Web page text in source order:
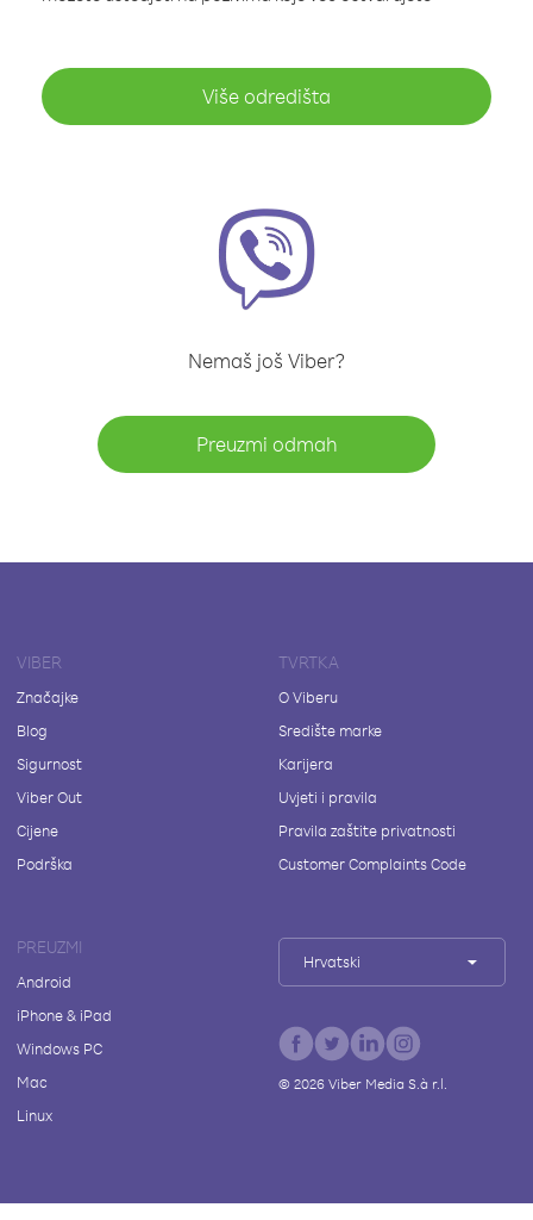
Više odredišta
Nemaš još Viber?
Preuzmi odmah
VIBER
Značajke
Blog
Sigurnost
Viber Out
Cijene
Podrška
TVRTKA
O Viberu
Središte marke
Karijera
Uvjeti i pravila
Pravila zaštite privatnosti
Customer Complaints Code
PREUZMI
Android
iPhone & iPad
Windows PC
Mac
Linux
Hrvatski
© 2026Viber Media S.à r.l.